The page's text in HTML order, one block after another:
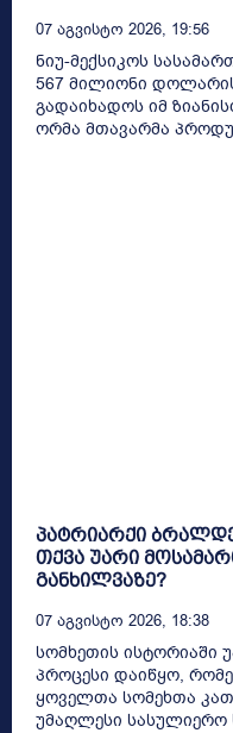
07 Აგვისტო 2026, 19:56
ნიუ-მექსიკოს
567 მილიონი
გადაიხადოს იმ
ორმა მთავარმა
პატრიარქი
თქვა უარი
განხილვაზე?
07 Აგვისტო 2026, 18:38
სომხეთის ისტორიაში
პროცესი დაიწყო,
ყოველთა სომეხთა
უმაღლესი სასულიერო